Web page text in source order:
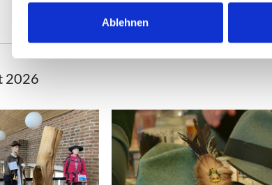
Ablehnen